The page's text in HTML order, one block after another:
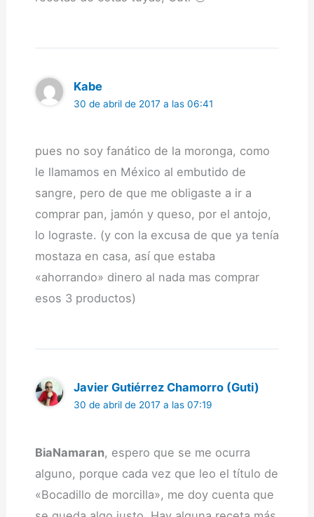
Kabe
30 de abril de 2017 a las 06:41
pues no soy fanático de la moronga, como
le llamamos en México al embutido de
sangre, pero de que me obligaste a ir a
comprar pan, jamón y queso, por el antojo,
lo lograste. (y con la excusa de que ya tenía
mostaza en casa, así que estaba
«ahorrando» dinero al nada mas comprar
esos 3 productos)
Javier Gutiérrez Chamorro (Guti)
30 de abril de 2017 a las 07:19
BiaNamaran, espero que se me ocurra
alguno, porque cada vez que leo el título de
«Bocadillo de morcilla», me doy cuenta que